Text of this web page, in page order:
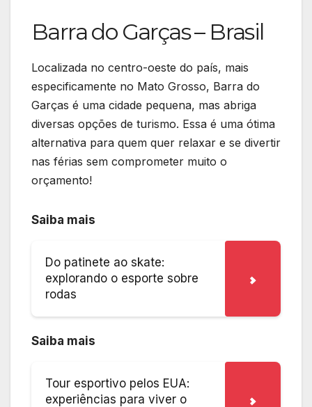
Barra do Garças – Brasil
Localizada no centro-oeste do país, mais
especificamente no Mato Grosso, Barra do
Garças é uma cidade pequena, mas abriga
diversas opções de turismo. Essa é uma ótima
alternativa para quem quer relaxar e se divertir
nas férias sem comprometer muito o
orçamento!
Saiba mais
Do patinete ao skate:
explorando o esporte sobre
rodas
Saiba mais
Tour esportivo pelos EUA:
experiências para viver o